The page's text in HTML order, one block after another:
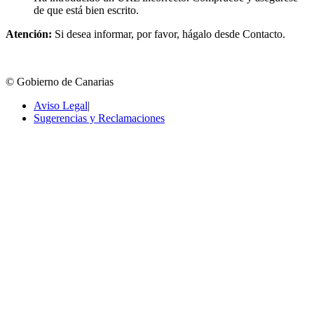
de que está bien escrito.
Atención: Si desea informar, por favor, hágalo desde Contacto.
© Gobierno de Canarias
Aviso Legal|
Sugerencias y Reclamaciones